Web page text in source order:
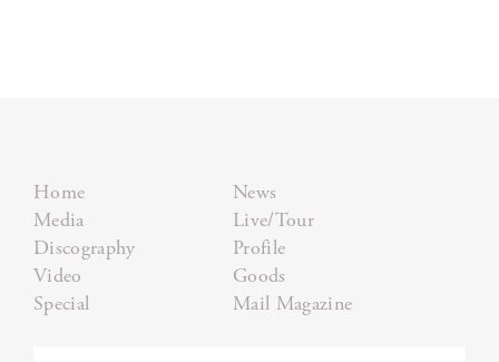
Home
News
Media
Live/Tour
Discography
Profile
Video
Goods
Special
Mail Magazine